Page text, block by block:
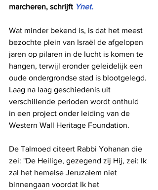
marcheren, schrijft Ynet.
Wat minder bekend is, is dat het meest
bezochte plein van Israël de afgelopen
jaren op pilaren in de lucht is komen te
hangen, terwijl eronder geleidelijk een
oude ondergrondse stad is blootgelegd.
Laag na laag geschiedenis uit
verschillende perioden wordt onthuld
in een project onder leiding van de
Western Wall Heritage Foundation.
De Talmoed citeert Rabbi Yohanan die
zei: "De Heilige, gezegend zij Hij, zei: Ik
zal het hemelse Jeruzalem niet
binnengaan voordat Ik het